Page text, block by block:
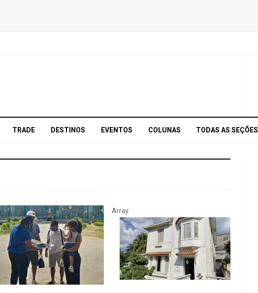
TRADE DESTINOS EVENTOS COLUNAS TODAS AS SEÇÕES
Array